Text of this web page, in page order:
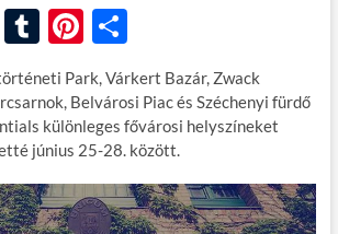
T
m
bl
r
Pi
er
es
t
O
za
m
e
g
Park, Várkert Bazár, Zwack
Belvárosi Piac és Széchenyi fürdő
különleges fővárosi helyszíneket
június 25-28. között.